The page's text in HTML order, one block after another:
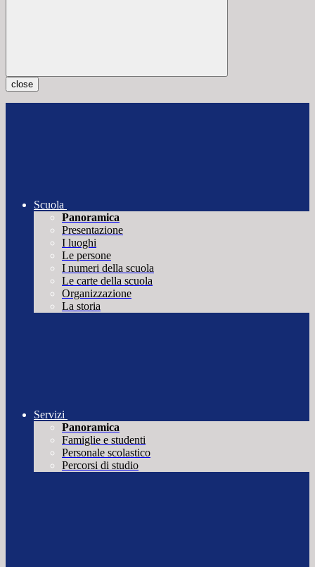
close
Scuola
Panoramica
Presentazione
I luoghi
Le persone
I numeri della scuola
Le carte della scuola
Organizzazione
La storia
Servizi
Panoramica
Famiglie e studenti
Personale scolastico
Percorsi di studio